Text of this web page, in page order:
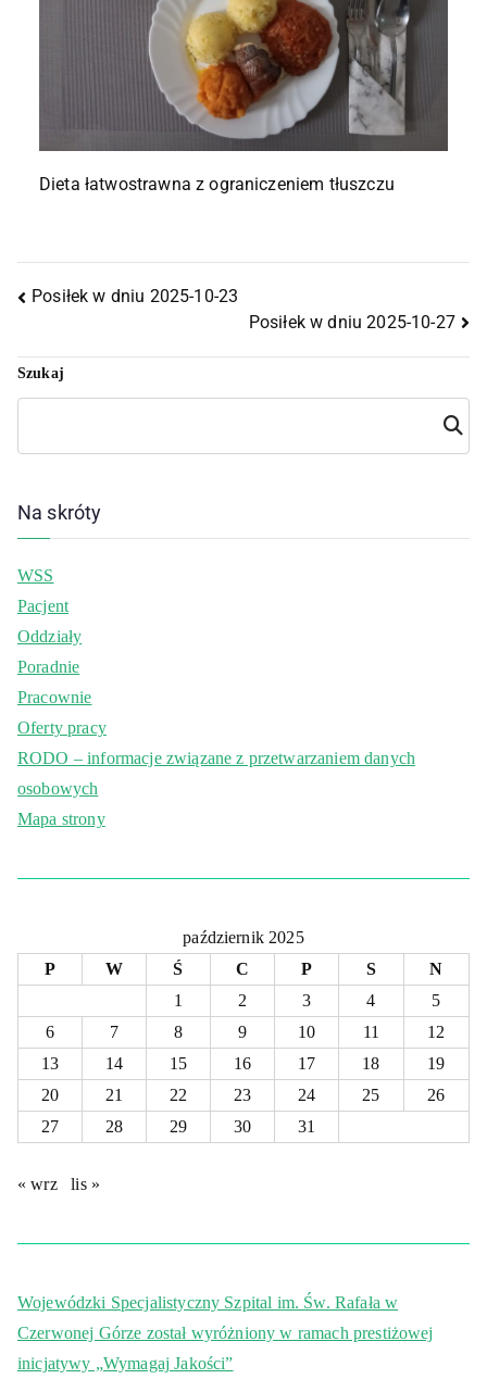
Dieta łatwostrawna z ograniczeniem tłuszczu
Posiłek w dniu 2025-10-23
Posiłek w dniu 2025-10-27
Szukaj
Szuka
j
Na skróty
WSS
Pacjent
Oddziały
Poradnie
Pracownie
Oferty pracy
RODO – informacje związane z przetwarzaniem danych
osobowych
Mapa strony
październik 2025
P
W Ś C P S
N
1
2 3 4
5
6
7 8 9 10 11
12
13
14 15 16 17 18
19
20
21 22 23 24 25
26
27
28 29 30 31
« wrz lis »
Wojewódzki Specjalistyczny Szpital im. Św. Rafała w
Czerwonej Górze został wyróżniony w ramach prestiżowej
inicjatywy „Wymagaj Jakości”